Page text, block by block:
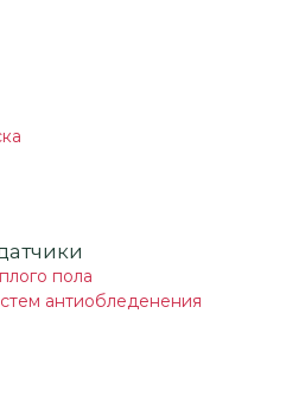
пола
антиобледенения